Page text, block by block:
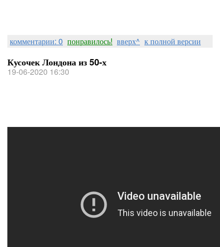
комментарии: 0 понравилось! вверх^ к полной версии
Кусочек Лондона из 50-х
19-06-2020 16:30